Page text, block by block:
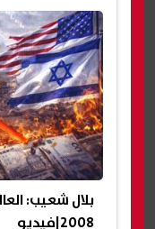
بلال شعيب:
2008|فيديو